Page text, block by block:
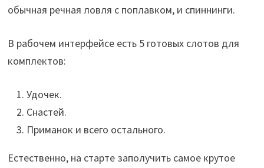
обычная речная ловля с поплавком, и спиннинги.
В рабочем интерфейсе есть 5 готовых слотов для
комплектов:
Удочек.
Снастей.
Приманок и всего остального.
Естественно, на старте заполучить самое крутое